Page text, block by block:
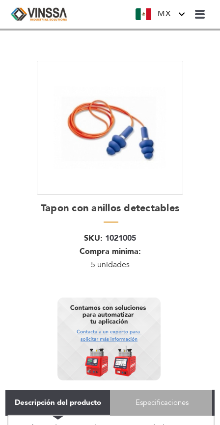
MX
Tapon con anillos detectables
SKU: 1021005
Compra minima:
5 unidades
Descripción del producto Especificaciones